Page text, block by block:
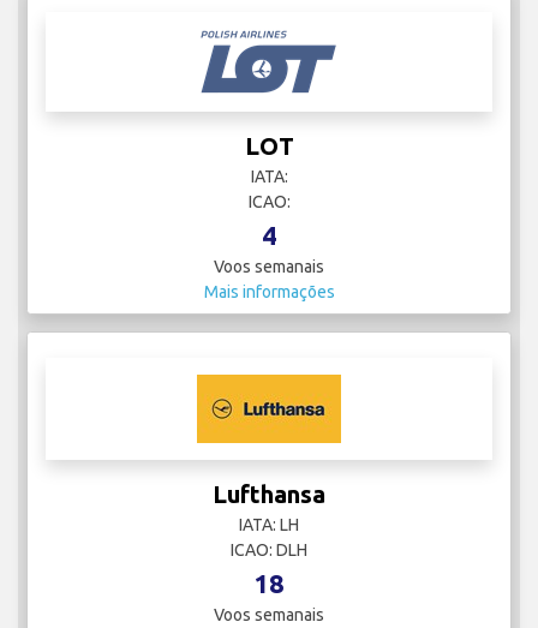
LOT
IATA:
ICAO:
4
Voos semanais
Mais informações
Lufthansa
IATA: LH
ICAO: DLH
18
Voos semanais